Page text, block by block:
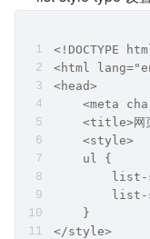
<!DOCTYPE
<html
<head>
<meta
<title>网
    <style>
    ul {
    }
</style>